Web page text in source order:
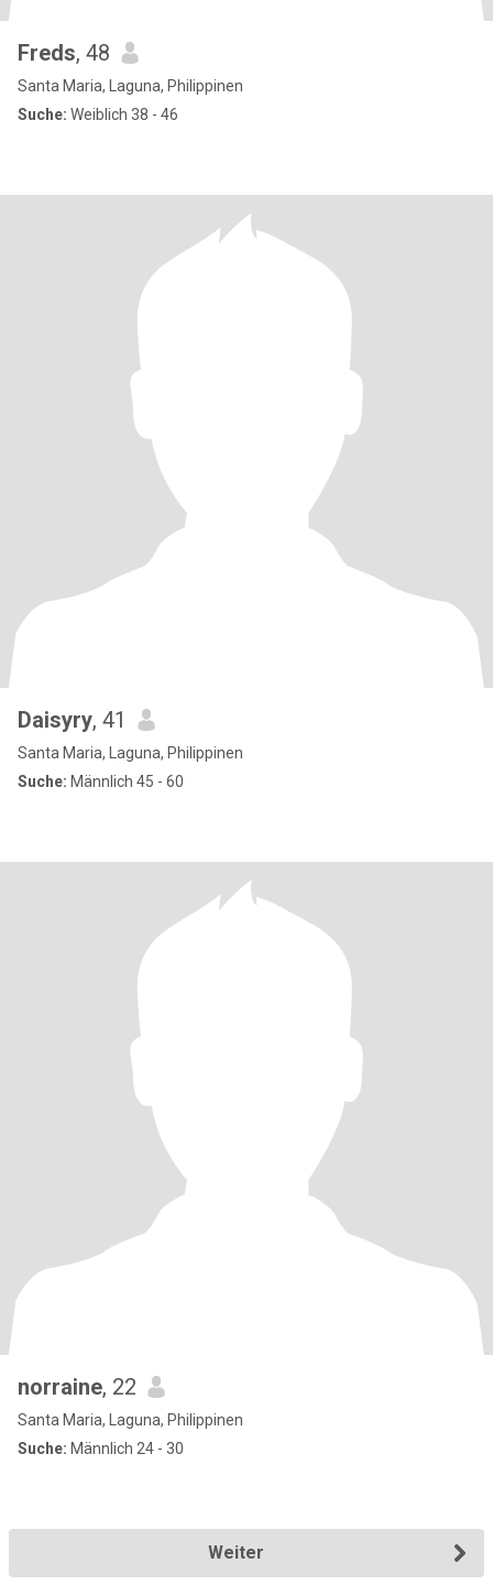
Freds, 48
Santa Maria, Laguna, Philippinen
Suche: Weiblich 38 - 46
Daisyry, 41
Santa Maria, Laguna, Philippinen
Suche: Männlich 45 - 60
norraine, 22
Santa Maria, Laguna, Philippinen
Suche: Männlich 24 - 30
Weiter